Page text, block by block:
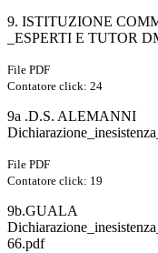
9. ISTITUZIONE
_ESPERTI E TUTOR
File PDF
Contatore click: 24
9a .D.S. ALEMANNI
File PDF
Contatore click: 19
9b.GUALA
66.pdf